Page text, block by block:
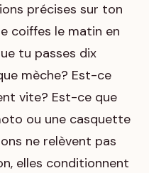
précises sur ton
coiffes le matin en
tu passes dix
mèche? Est-ce
vite? Est-ce que
ou une casquette
ne relèvent pas
elles conditionnent